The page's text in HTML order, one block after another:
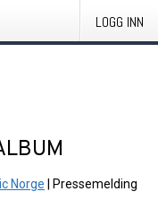
LOGG INN
Norge Pressemelding